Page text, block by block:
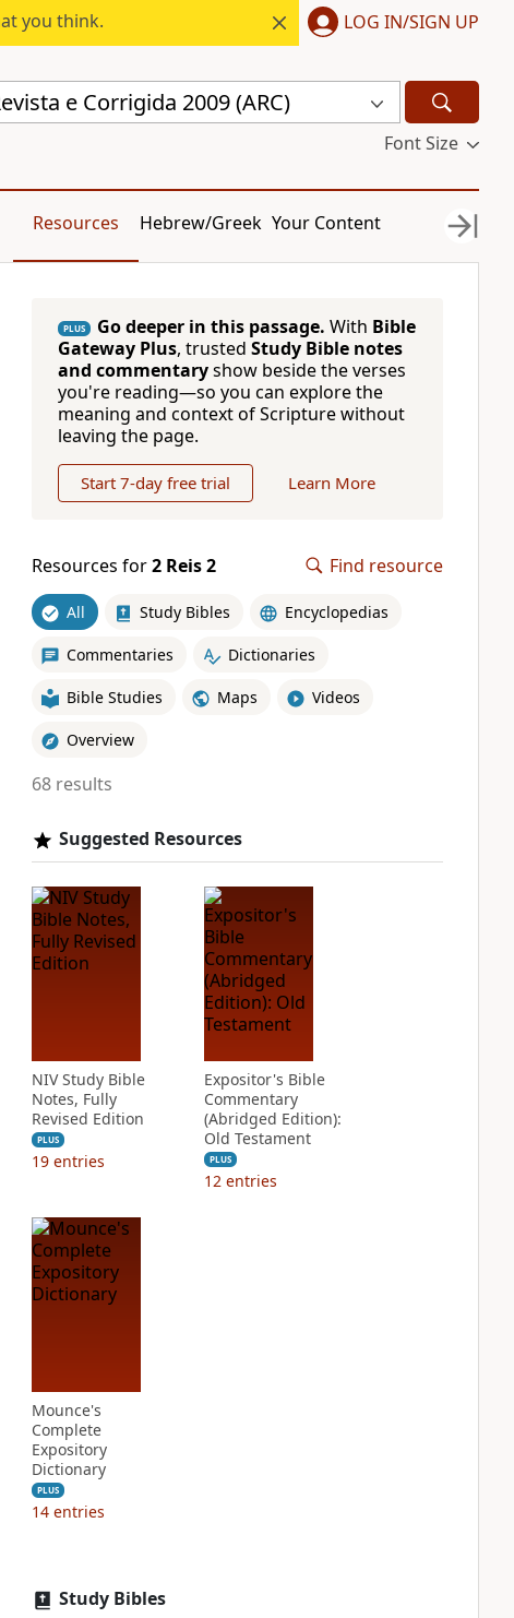
you think. LOG IN/SIGN UP
e Corrigida 2009 (ARC)
Font Size
Resources Hebrew/Greek Your Content
PLUS Go deeper in this passage. With Bible
Gateway Plus, trusted Study Bible notes
and commentaryshow beside the verses
you're reading—so you can explore the
meaning and context of Scripture without
leaving the page.
Start 7-day free trial Learn More
Resources for2 Reis 2 Find resource
All Study Bibles Encyclopedias
Commentaries Dictionaries
Bible Studies Maps Videos
Overview
68 results
Suggested Resources
NIV Study Bible
Notes, Fully
Revised Edition
PLUS
19 entries
Expositor's Bible
Commentary
(Abridged Edition):
Old Testament
PLUS
12 entries
Mounce's
Complete
Expository
Dictionary
PLUS
14 entries
Study Bibles